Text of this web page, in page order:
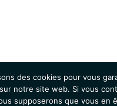
des cookies pour vous
notre site web. Si vous
supposerons que vous en